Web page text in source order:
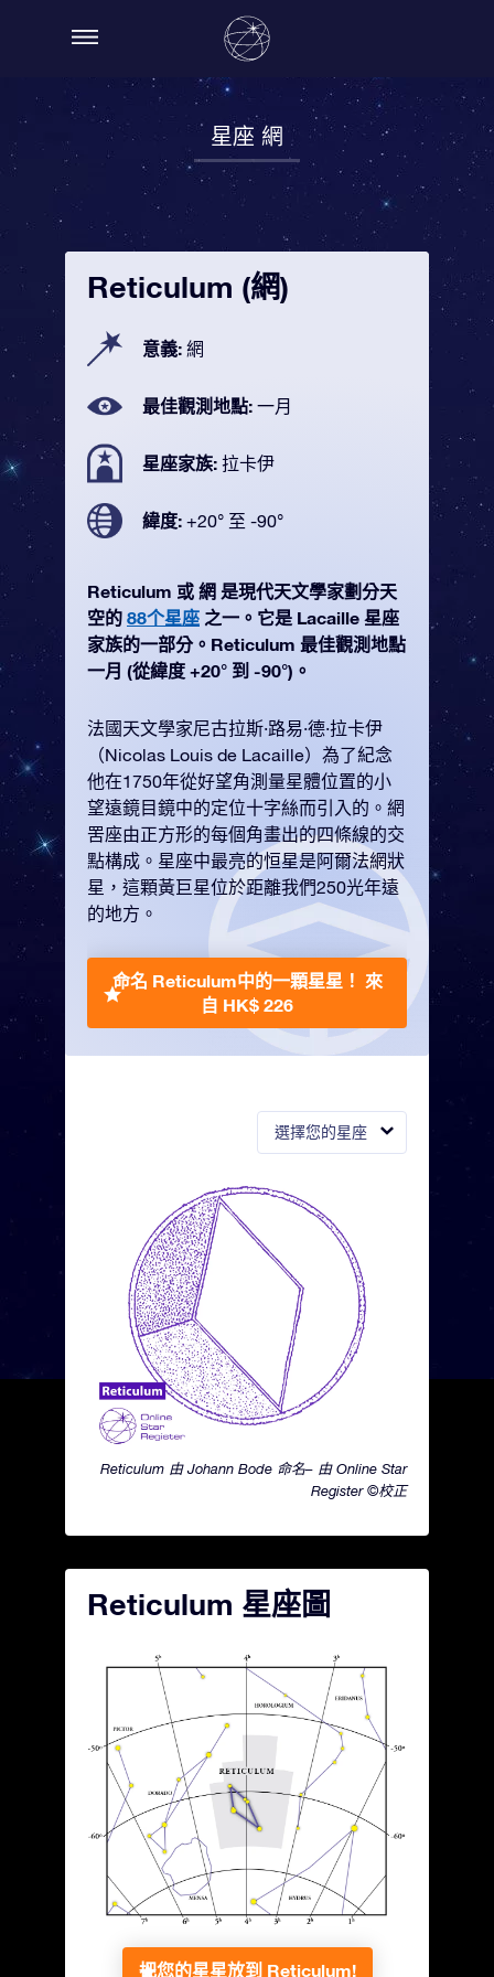
星座 網
選擇您的星座
Reticulum 由 Johann Bode 命名– 由 Online Star
Register ©校正
Reticulum (網)
意義: 網
最佳觀測地點: 一月
星座家族: 拉卡伊
緯度: +20° 至 -90°
Reticulum 或 網 是現代天文學家劃分天
空的 88个星座 之一。它是 Lacaille 星座
家族的一部分。Reticulum 最佳觀測地點
一月 (從緯度 +20° 到 -90°)。
法國天文學家尼古拉斯·路易·德·拉卡伊
（Nicolas Louis de Lacaille）為了紀念
他在1750年從好望角測量星體位置的小
望遠鏡目鏡中的定位十字絲而引入的。網
罟座由正方形的每個角畫出的四條線的交
點構成。星座中最亮的恒星是阿爾法網狀
星，這顆黃巨星位於距離我們250光年遠
的地方。
命名 Reticulum中的一顆星星！ 來
自 HK$ 226
Reticulum 星座圖
把您的星星放到 Reticulum!